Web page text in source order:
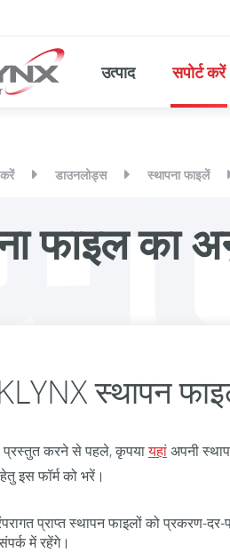
उत्पाद सपोर्ट करें
करें डाउनलोड्स स्थापना फाइलें
फाइल का
स्थापन
प्रस्तुत करने से पहले, कृपयायहांअपनी
इस फॉर्म को भरें।
प्राप्त स्थापन फाइलों को प्रकरण-
में रहेंगे।